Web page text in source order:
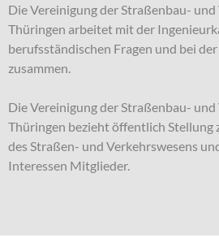
Die Vereinigung der Straßenbau-
Thüringen arbeitet mit der
berufsständischen Fragen und bei
zusammen.
Die Vereinigung der Straßenbau-
Thüringen bezieht öffentlich Stellung
des Straßen- und Verkehrswesens
Interessen Mitglieder.